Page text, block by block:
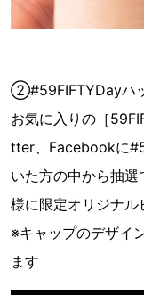
②#59FIFTYDayハ
お気に入りの［
tter、Facebookに
いた方の中から抽
様に限定オリジナル
※キャップのデザイ
ます